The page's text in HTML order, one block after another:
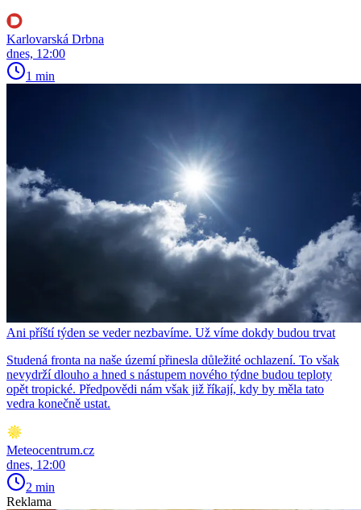
Karlovarská Drbna
dnes, 12:00
1 min
Ani příští týden se veder nezbavíme. Už víme dokdy budou trvat
Studená fronta na naše území přinesla důležité ochlazení. To však
nevydrží dlouho a hned s nástupem nového týdne budou teploty
opět tropické. Předpovědi nám však již říkají, kdy by měla tato
vedra konečně ustat.
Meteocentrum.cz
dnes, 12:00
2 min
Reklama